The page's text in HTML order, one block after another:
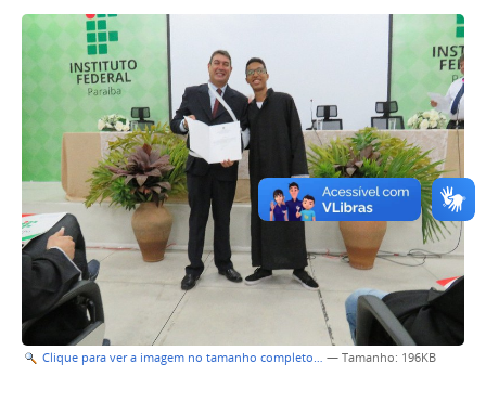
Clique para ver a imagem no tamanho completo… — Tamanho: 196KB